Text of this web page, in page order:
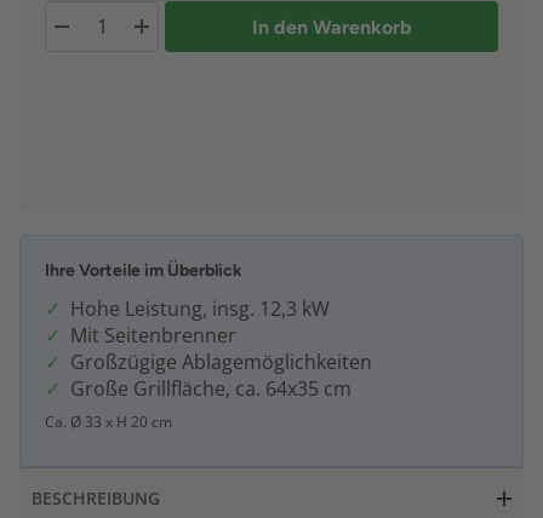
In den Warenkorb
Ihre Vorteile im Überblick
Hohe Leistung, insg. 12,3 kW
Mit Seitenbrenner
Großzügige Ablagemöglichkeiten
Große Grillfläche, ca. 64x35 cm
Ca. Ø 33 x H 20 cm
BESCHREIBUNG